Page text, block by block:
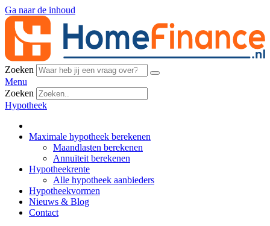
Ga naar de inhoud
Zoeken
Menu
Zoeken
Hypotheek
Maximale hypotheek berekenen
Maandlasten berekenen
Annuïteit berekenen
Hypotheekrente
Alle hypotheek aanbieders
Hypotheekvormen
Nieuws & Blog
Contact